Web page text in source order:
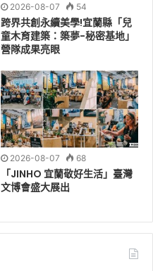
2026-08-07 54
跨界共創永續美學!宜蘭縣「兒
童木育建築：築夢-秘密基地」
營隊成果亮眼
2026-08-07 68
「JINHO 宜蘭敬好生活」臺灣
文博會盛大展出